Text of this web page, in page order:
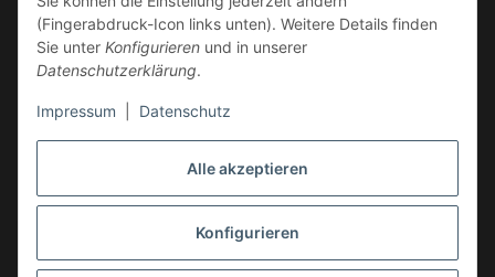
Alle akzeptieren
Konfigurieren
(Fingerabdruck-Icon links unten). Weitere Details finden
Sie unter Konfigurieren und in unserer
Datenschutzerklärung.
Impressum Datenschutz
Vertrag widerrufen